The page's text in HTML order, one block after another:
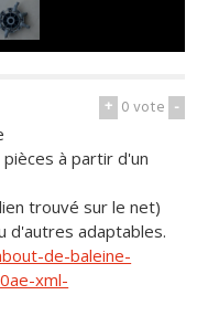
+ 0vote -
à partir d'un
trouvé sur le net)
d'autres adaptables.
de-baleine-
xml-